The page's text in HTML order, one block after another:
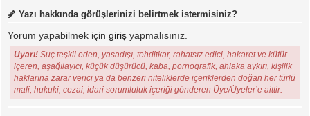
Yazı hakkında görüşlerinizi belirtmek istermisiniz?
Yorum yapabilmek için giriş yapmalısınız.
Uyarı! Suç teşkil eden, yasadışı, tehditkar, rahatsız edici, hakaret ve küfür
içeren, aşağılayıcı, küçük düşürücü, kaba, pornografik, ahlaka aykırı, kişilik
haklarına zarar verici ya da benzeri niteliklerde içeriklerden doğan her türlü
mali, hukuki, cezai, idari sorumluluk içeriği gönderen Üye/Üyeler’e aittir.